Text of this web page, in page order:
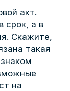
акт.
срок, а в
Скажите,
такая
на